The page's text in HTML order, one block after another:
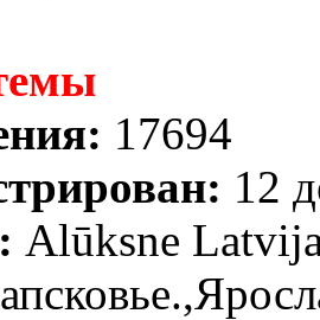
17694
12
Alūksne